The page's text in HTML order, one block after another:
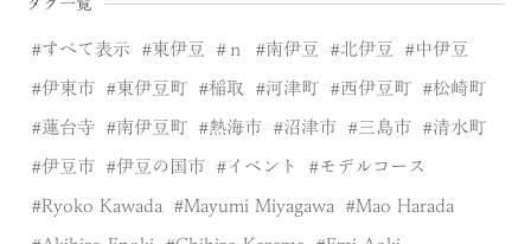
タグ一覧
すべて表示 東伊豆 ｎ 南伊豆 北伊豆 中伊豆
伊東市 東伊豆町 稲取 河津町 西伊豆町 松崎町
蓮台寺 南伊豆町 熱海市 沼津市 三島市 清水町
伊豆市 伊豆の国市 イベント モデルコース
Ryoko Kawada Mayumi Miyagawa Mao Harada